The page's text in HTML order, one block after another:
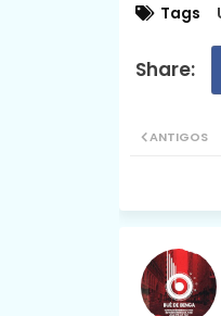
Tags
ANTIGOS